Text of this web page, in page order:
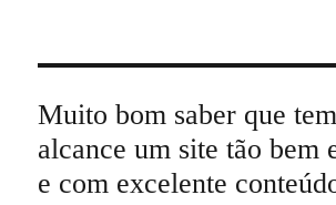
Muito bom saber que
alcance um site tão bem
e com excelente